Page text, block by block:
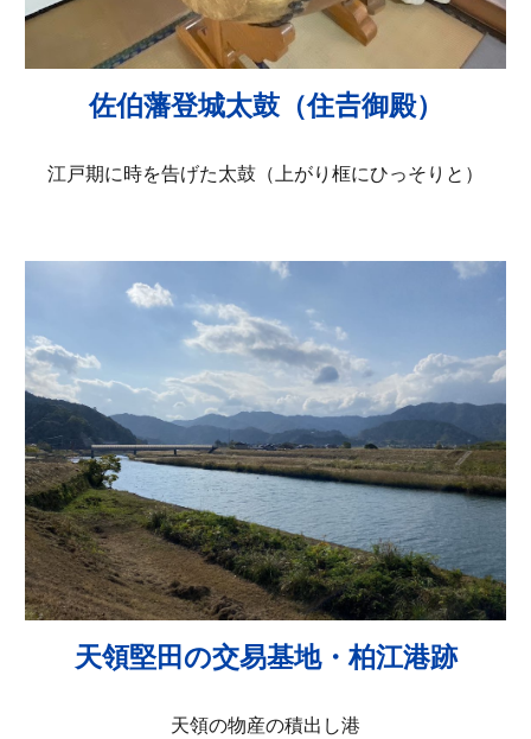
佐伯藩登城太鼓（住𠮷御殿）
江戸期に時を告げた太鼓（上がり框にひっそりと）
天領堅田の交易基地・柏江港跡
天領の物産の積出し港